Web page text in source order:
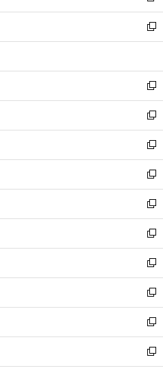
開
く
ウ
で
開
ン
ド
ウ
開
く
ウ
ィ
ン
ウ
で
開
く
し
い
ウ
ン
ド
ウ
で
開
く
新
し
ウ
ィ
ン
ド
ウ
で
開
く
新
し
い
ウ
ィ
ン
ド
ウ
で
開
く
新
し
い
ウ
ィ
ン
ド
ウ
で
開
く
新
し
い
ウ
ィ
ン
ド
ウ
で
開
く
新
し
い
ウ
ィ
ン
ド
ウ
で
開
く
新
し
い
ウ
ィ
ン
ド
ウ
で
開
く
新
し
い
ウ
ィ
ン
ド
ウ
で
開
新
し
い
ウ
ィ
ン
ド
ウ
新
し
い
ウ
ィ
ン
新
し
い
ウ
新
し